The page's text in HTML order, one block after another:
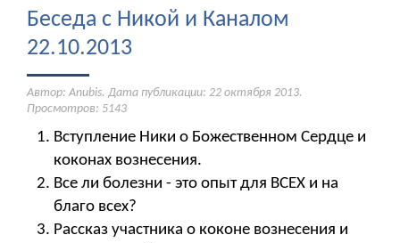
Беседа с Никой и Каналом
22.10.2013
Автор: Anubis. Дата публикации: 22 октября 2013.
Просмотров: 5143
Вступление Ники о Божественном Сердце и
коконах вознесения.
Все ли болезни - это опыт для ВСЕХ и на
благо всех?
Рассказ участника о коконе вознесения и